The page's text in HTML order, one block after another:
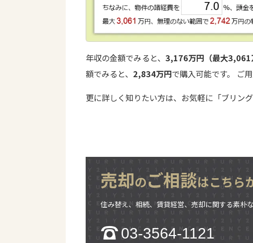
年収の金額でみると、 3,176万円（最大3,061
額でみると、 2,834万円で購入可能です。 ご
更に詳しく知りたい方は、お気軽に「ブリン
売却のご相談はこちら
住み替え、相続、賃貸経営、売却に関する素朴
03-3564-1121